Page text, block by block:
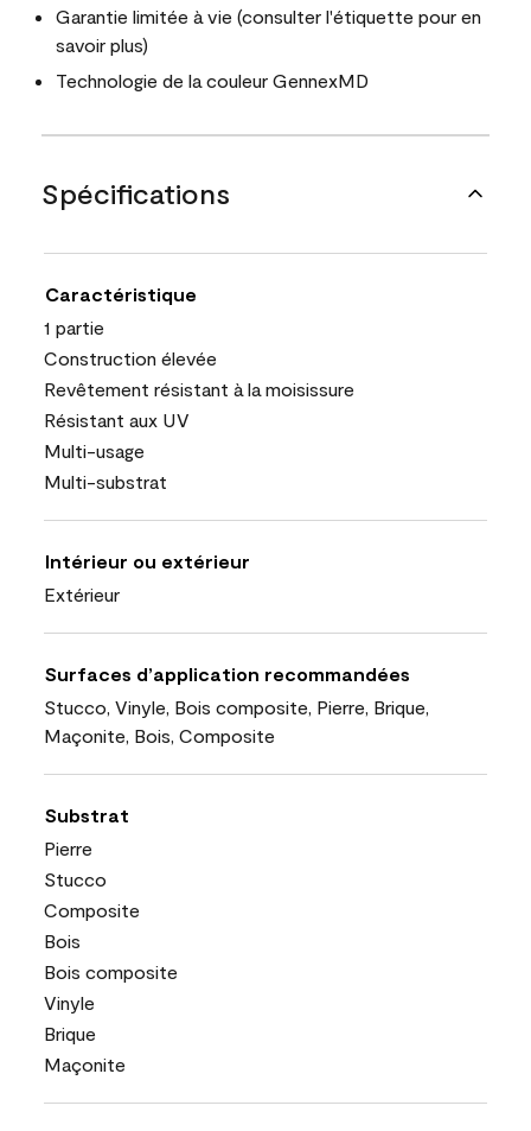
Garantie limitée à vie (consulter l'étiquette pour en
savoir plus)
Technologie de la couleur GennexMD
Spécifications
Caractéristique
1 partie
Construction élevée
Revêtement résistant à la moisissure
Résistant aux UV
Multi-usage
Multi-substrat
Intérieur ou extérieur
Extérieur
Surfaces d’application recommandées
Stucco, Vinyle, Bois composite, Pierre, Brique,
Maçonite, Bois, Composite
Substrat
Pierre
Stucco
Composite
Bois
Bois composite
Vinyle
Brique
Maçonite